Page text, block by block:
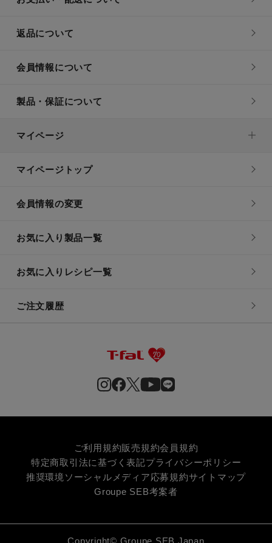
返品について
会員情報について
製品・保証について
マイページ
マイページトップ
会員情報の変更
お気に入り製品一覧
お気に入りレシピ一覧
ご注文履歴
ご利用規約販売規約会員規約
特定商取引法に基づく表記プライバシーポリシー
推奨環境 ソーシャルメディア応募規約サイトマップ
Groupe SEB考案者
Copyright© Groupe SEB Japan